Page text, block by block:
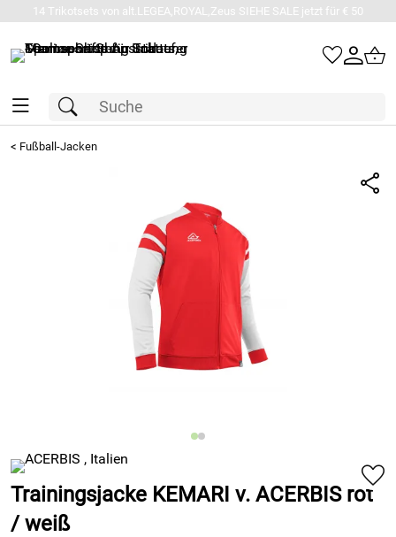
14 Trikotsets von alt.LEGEA,ROYAL,Zeus SIEHE SALE jetzt für € 50
< Fußball-Jacken
Trainingsjacke KEMARI v. ACERBIS rot
/ weiß